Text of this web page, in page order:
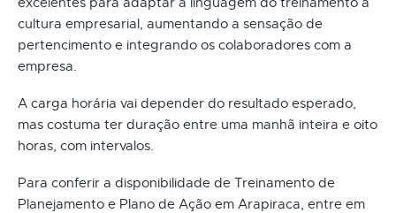
cultura empresarial, aumentando a sensação de
pertencimento e integrando os colaboradores com a
empresa.
A carga horária vai depender do resultado esperado,
mas costuma ter duração entre uma manhã inteira e oito
horas, com intervalos.
Para conferir a disponibilidade de Treinamento de
Planejamento e Plano de Ação em Arapiraca, entre em